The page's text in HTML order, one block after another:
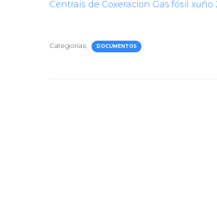
Centrais de Coxeracion Gas fósil xuño
Categorías: DOCUMENTOS